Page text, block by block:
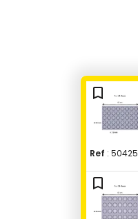
bookmark_outline
Ref : 50425
bookmark_outline